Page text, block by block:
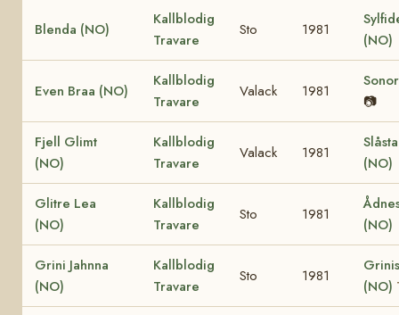
Blenda (NO)
Kallblodig
Travare
Sto 1981
(NO)
Even Braa (NO)
Kallblodig
Travare
Valack 1981
📷
Fjell Glimt
(NO)
Kallblodig
Travare
Valack 1981
(NO)
Glitre Lea
(NO)
Kallblodig
Travare
Sto 1981
(NO)
Grini Jahnna
(NO)
Kallblodig
Travare
Sto 1981
(NO)